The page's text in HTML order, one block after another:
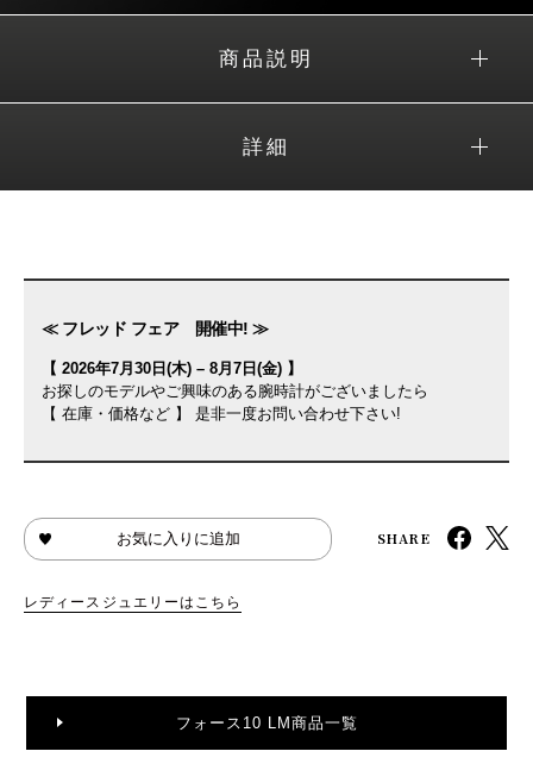
商品説明
詳細
≪ フレッド フェア 開催中! ≫
【 2026年7月30日(木) – 8月7日(金) 】
お探しのモデルやご興味のある腕時計がございましたら
【 在庫・価格など 】 是非一度お問い合わせ下さい!
お気に入りに追加 SHARE
レディースジュエリーはこちら
フォース10 LM商品一覧